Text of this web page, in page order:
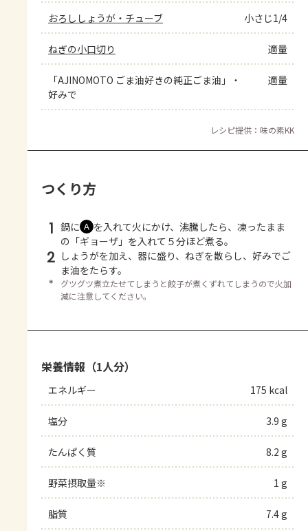
おろししょうが・チューブ 小さじ1/4
ねぎの小口切り 適量
「AJINOMOTO ごま油好きの純正ごま油」・
好みで
適量
レシピ提供：味の素KK
つくり方
1 鍋に Ａ を入れて火にかけ、沸騰したら、凍ったまま
の「ギョーザ」を入れて５分ほど煮る。
2 しょうがを加え、器に盛り、ねぎを散らし、好みでご
ま油をたらす。
＊
グツグツ煮立たせてしまうと餃子が煮くずれてしまうので火加
減に注意してください。
栄養情報（1人分）
エネルギー 175 kcal
塩分 3.9 g
たんぱく質 8.2 g
野菜摂取量※ 1 g
脂質 7.4 g